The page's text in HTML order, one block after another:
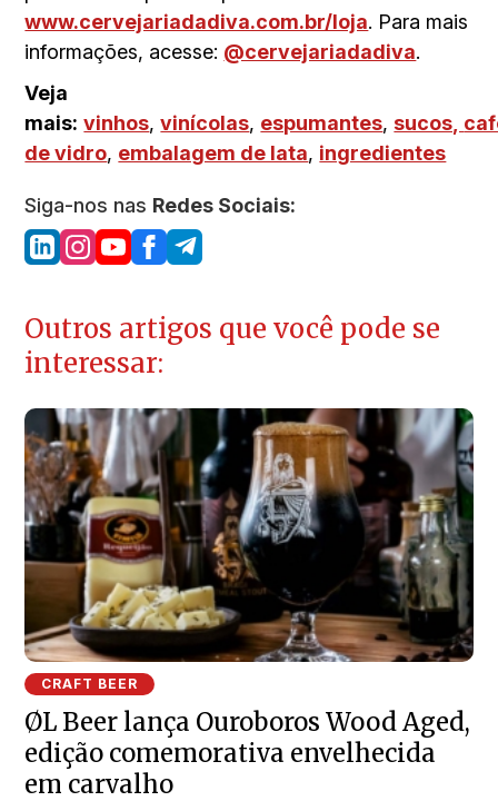
www.cervejariadadiva.com.br/loja. Para mais
informações, acesse: @cervejariadadiva.
Veja
mais: vinhos,vinícolas, espumantes, sucos,
de vidro, embalagem de lata, ingredientes
Siga-nos nas Redes Sociais:
Outros artigos que você pode se
interessar:
CRAFT BEER
ØL Beer lança Ouroboros Wood Aged,
edição comemorativa envelhecida
em carvalho